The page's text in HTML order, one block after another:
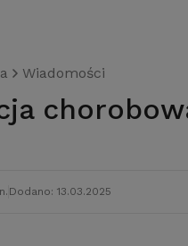
Wiadomości
Dodano: 13.03.2025